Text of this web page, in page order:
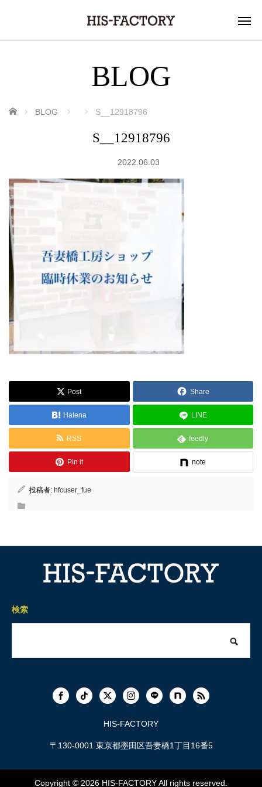
BLOG
ホーム BLOG S__12918796
S__12918796
2022.06.03
Post Share
Hatena LINE
RSS feedly
Pin it note
投稿者: hfcuser_fue
検索
HIS-FACTORY
〒130-0001 東京都墨田区吾妻橋1丁目16番5
Copyright © 2026 HIS-FACTORYAll rights reserved.